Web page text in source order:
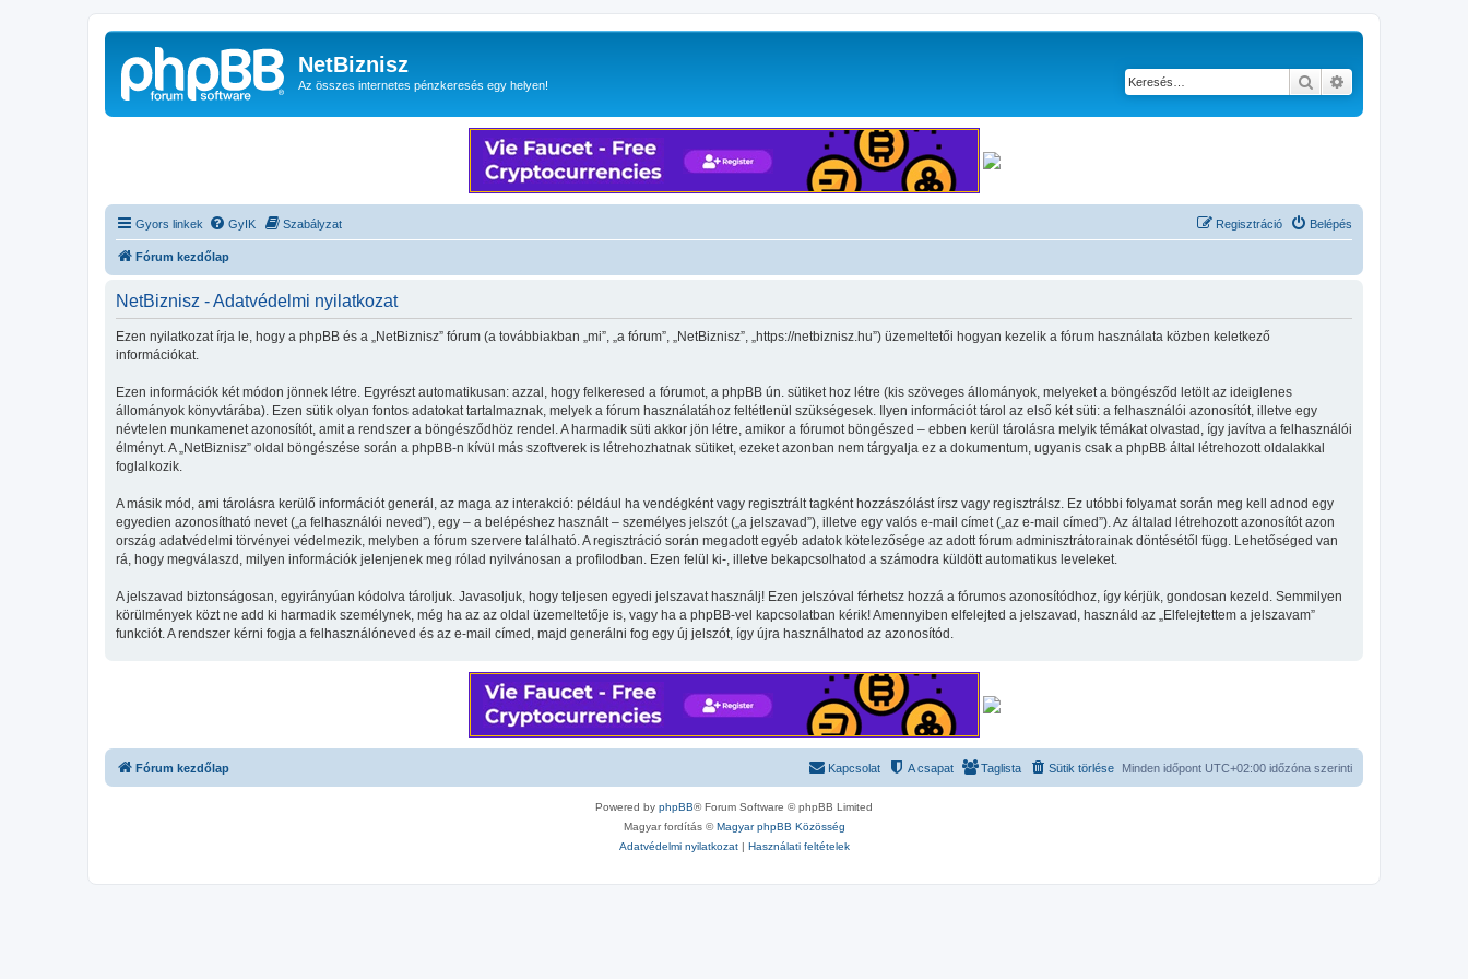
NetBiznisz
Az összes internetes pénzkeresés egy helyen! Keresés
Gyors linkek GyIK Szabályzat Belépés
Regisztráció
Fórum kezdőlap
NetBiznisz - Adatvédelmi nyilatkozat
Ezen nyilatkozat írja le, hogy a phpBB és a „NetBiznisz” fórum (a továbbiakban „mi”, „a fórum”, „NetBiznisz”, „https://netbiznisz.hu”) üzemeltetői hogyan kezelik a fórum használata közben keletkező
információkat.
Ezen információk két módon jönnek létre. Egyrészt automatikusan: azzal, hogy felkeresed a fórumot, a phpBB ún. sütiket hoz létre (kis szöveges állományok, melyeket a böngésződ letölt az ideiglenes
állományok könyvtárába). Ezen sütik olyan fontos adatokat tartalmaznak, melyek a fórum használatához feltétlenül szükségesek. Ilyen információt tárol az első két süti: a felhasználói azonosítót, illetve egy
névtelen munkamenet azonosítót, amit a rendszer a böngésződhöz rendel. A harmadik süti akkor jön létre, amikor a fórumot böngészed – ebben kerül tárolásra melyik témákat olvastad, így javítva a felhasználói
élményt. A „NetBiznisz” oldal böngészése során a phpBB-n kívül más szoftverek is létrehozhatnak sütiket, ezeket azonban nem tárgyalja ez a dokumentum, ugyanis csak a phpBB által létrehozott oldalakkal
foglalkozik.
A másik mód, ami tárolásra kerülő információt generál, az maga az interakció: például ha vendégként vagy regisztrált tagként hozzászólást írsz vagy regisztrálsz. Ez utóbbi folyamat során meg kell adnod egy
egyedien azonosítható nevet („a felhasználói neved”), egy – a belépéshez használt – személyes jelszót („a jelszavad”), illetve egy valós e-mail címet („az e-mail címed”). Az általad létrehozott azonosítót azon
ország adatvédelmi törvényei védelmezik, melyben a fórum szervere található. A regisztráció során megadott egyéb adatok kötelezősége az adott fórum adminisztrátorainak döntésétől függ. Lehetőséged van
rá, hogy megválaszd, milyen információk jelenjenek meg rólad nyilvánosan a profilodban. Ezen felül ki-, illetve bekapcsolhatod a számodra küldött automatikus leveleket.
A jelszavad biztonságosan, egyirányúan kódolva tároljuk. Javasoljuk, hogy teljesen egyedi jelszavat használj! Ezen jelszóval férhetsz hozzá a fórumos azonosítódhoz, így kérjük, gondosan kezeld. Semmilyen
körülmények közt ne add ki harmadik személynek, még ha az az oldal üzemeltetője is, vagy ha a phpBB-vel kapcsolatban kérik! Amennyiben elfelejted a jelszavad, használd az „Elfelejtettem a jelszavam”
funkciót. A rendszer kérni fogja a felhasználóneved és az e-mail címed, majd generálni fog egy új jelszót, így újra használhatod az azonosítód.
Fórum kezdőlap Minden időpont UTC+02:00 időzóna szerinti
Sütik törlése
Taglista
A csapat
Kapcsolat
Powered by phpBB® Forum Software © phpBB Limited
Magyar fordítás ©Magyar phpBB Közösség
Adatvédelmi nyilatkozat| Használati feltételek